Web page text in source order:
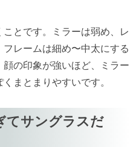
とです。ミラーは弱め、レ
レームは細め〜中太にする
の印象が強いほど、ミラー
まとまりやすいです。
てサングラスだ